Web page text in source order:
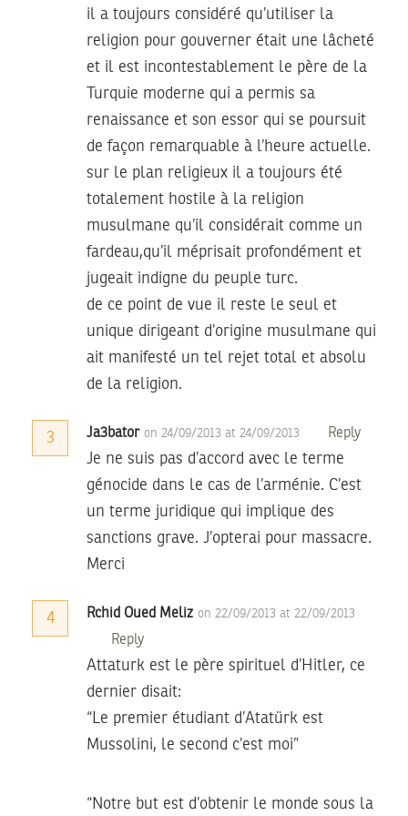
il a toujours considéré qu’utiliser la
religion pour gouverner était une lâcheté
et il est incontestablement le père de la
Turquie moderne qui a permis sa
renaissance et son essor qui se poursuit
de façon remarquable à l’heure actuelle.
sur le plan religieux il a toujours été
totalement hostile à la religion
musulmane qu’il considérait comme un
fardeau,qu’il méprisait profondément et
jugeait indigne du peuple turc.
de ce point de vue il reste le seul et
unique dirigeant d’origine musulmane qui
ait manifesté un tel rejet total et absolu
de la religion.
3 Ja3bator on 24/09/2013 at 24/09/2013 Reply
Je ne suis pas d’accord avec le terme
génocide dans le cas de l’arménie. C’est
un terme juridique qui implique des
sanctions grave. J’opterai pour massacre.
Merci
4 Rchid Oued Meliz on 22/09/2013 at 22/09/2013
Reply
Attaturk est le père spirituel d’Hitler, ce
dernier disait:
“Le premier étudiant d’Atatürk est
Mussolini, le second c’est moi”
“Notre but est d’obtenir le monde sous la